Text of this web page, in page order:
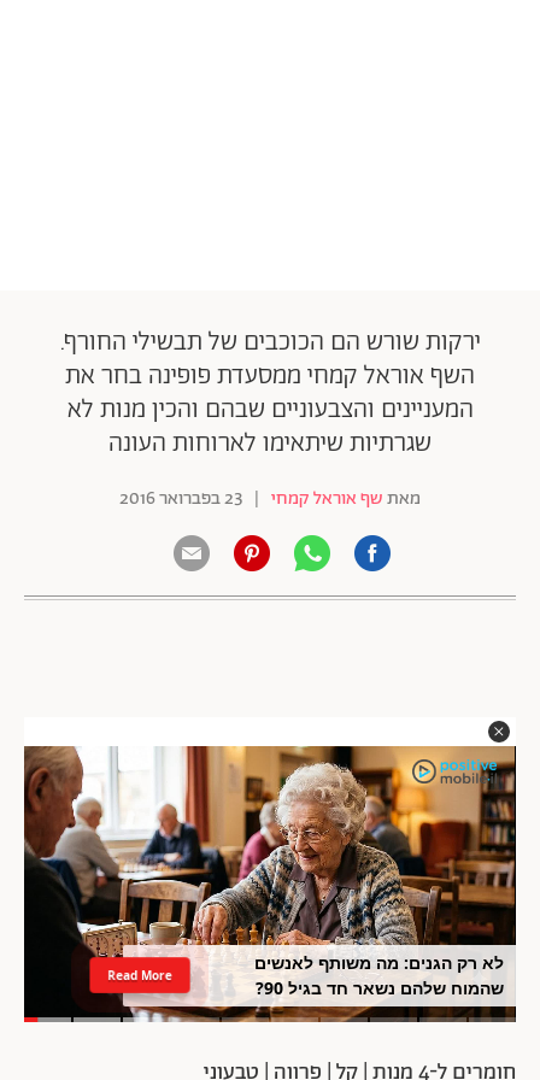
ירקות שורש הם הכוכבים של תבשילי החורף.
השף אוראל קמחי ממסעדת פופינה בחר את
המעניינים והצבעוניים שבהם והכין מנות לא
שגרתיות שיתאימו לארוחות העונה
מאתשף אוראל קמחי | 23 בפברואר 2016
לא רק הגנים: מה משותף לאנשים
שהמוח שלהם נשאר חד בגיל 90?
Read More
חומרים ל-4 מנות | קל | פרווה | טבעוני